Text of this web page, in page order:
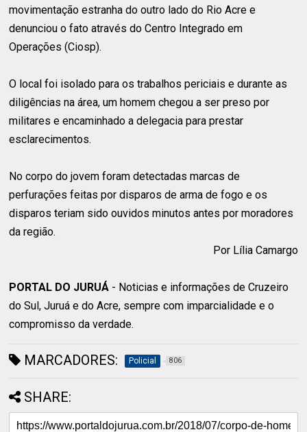
movimentação estranha do outro lado do Rio Acre e
denunciou o fato através do Centro Integrado em
Operações (Ciosp).
O local foi isolado para os trabalhos periciais e durante as
diligências na área, um homem chegou a ser preso por
militares e encaminhado a delegacia para prestar
esclarecimentos.
No corpo do jovem foram detectadas marcas de
perfurações feitas por disparos de arma de fogo e os
disparos teriam sido ouvidos minutos antes por moradores
da região.
Por Lília Camargo
PORTAL DO JURUÁ - Noticias e informações de Cruzeiro
do Sul, Juruá e do Acre, sempre com imparcialidade e o
compromisso da verdade.
MARCADORES: Policial 806
SHARE: